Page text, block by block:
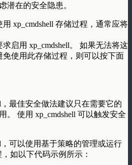
潜在的安全隐患。
xp_cmdshell 存储过程，通常应将
启用 xp_cmdshell。 如果无法将这
免使用此存储过程，则可以按下面
最佳安全做法建议只在需要它的
。 使用 xp_cmdshell 可以触发安全
，可以使用基于策略的管理或运行
如以下代码示例所示：